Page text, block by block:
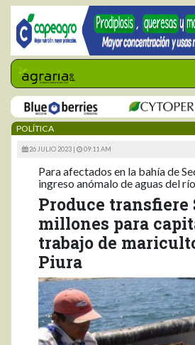
POLÍTICA
26 JULIO 2023 | 09:11 AM
Para afectados en la bahía de
ingreso anómalo de aguas del
Produce transfiere
millones para
trabajo de
Piura